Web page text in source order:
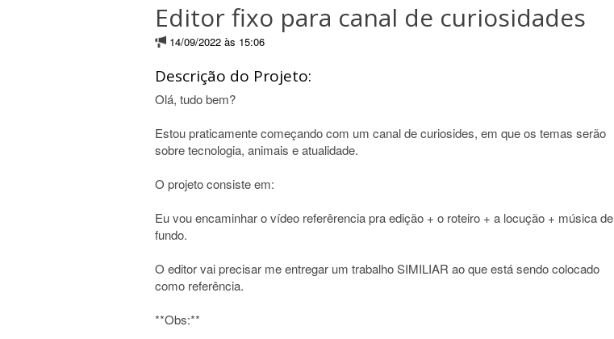
Editor fixo para canal de curiosidades
14/09/2022 às 15:06
Descrição do Projeto:
Olá, tudo bem?
Estou praticamente começando com um canal de curiosides, em que os temas serão
sobre tecnologia, animais e atualidade.
O projeto consiste em:
Eu vou encaminhar o vídeo referêrencia pra edição + o roteiro + a locução + música de
fundo.
O editor vai precisar me entregar um trabalho SIMILIAR ao que está sendo colocado
como referência.
**Obs:**